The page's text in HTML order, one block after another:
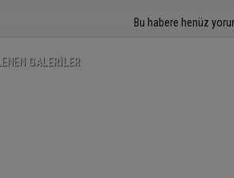
Bu habere henüz
GALERİLER